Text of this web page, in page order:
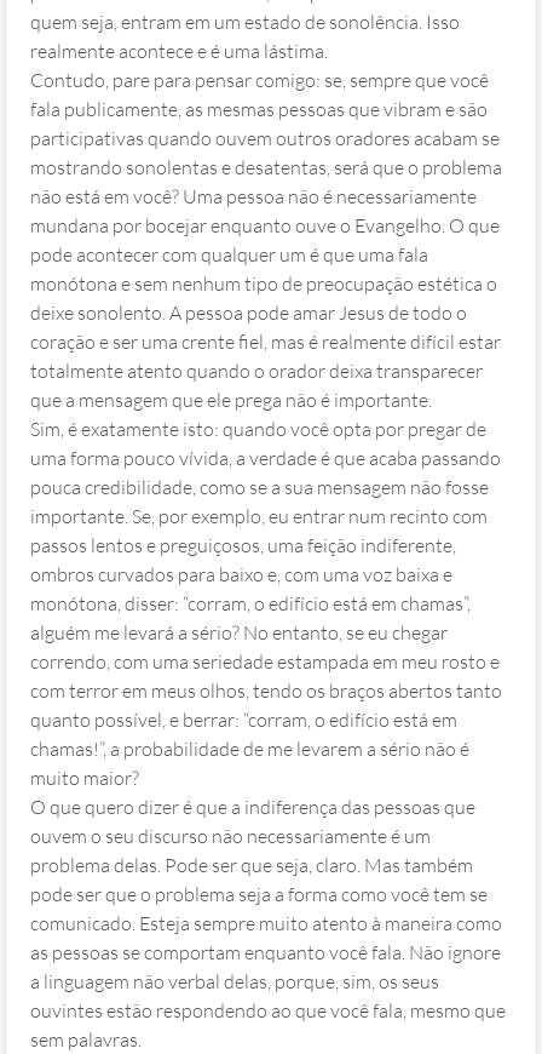
quem seja, entram em um estado de sonolência. Isso
realmente acontece e é uma lástima.
Contudo, pare para pensar comigo: se, sempre que você
fala publicamente, as mesmas pessoas que vibram e são
participativas quando ouvem outros oradores acabam se
mostrando sonolentas e desatentas, será que o problema
não está em você? Uma pessoa não é necessariamente
mundana por bocejar enquanto ouve o Evangelho. O que
pode acontecer com qualquer um é que uma fala
monótona e sem nenhum tipo de preocupação estética o
deixe sonolento. A pessoa pode amar Jesus de todo o
coração e ser uma crente fiel, mas é realmente difícil estar
totalmente atento quando o orador deixa transparecer
que a mensagem que ele prega não é importante.
Sim, é exatamente isto: quando você opta por pregar de
uma forma pouco vívida, a verdade é que acaba passando
pouca credibilidade, como se a sua mensagem não fosse
importante. Se, por exemplo, eu entrar num recinto com
passos lentos e preguiçosos, uma feição indiferente,
ombros curvados para baixo e, com uma voz baixa e
monótona, disser: “corram, o edifício está em chamas”,
alguém me levará a sério? No entanto, se eu chegar
correndo, com uma seriedade estampada em meu rosto e
com terror em meus olhos, tendo os braços abertos tanto
quanto possível, e berrar: “corram, o edifício está em
chamas!”, a probabilidade de me levarem a sério não é
muito maior?
O que quero dizer é que a indiferença das pessoas que
ouvem o seu discurso não necessariamente é um
problema delas. Pode ser que seja, claro. Mas também
pode ser que o problema seja a forma como você tem se
comunicado. Esteja sempre muito atento à maneira como
as pessoas se comportam enquanto você fala. Não ignore
a linguagem não verbal delas, porque, sim, os seus
ouvintes estão respondendo ao que você fala, mesmo que
sem palavras.